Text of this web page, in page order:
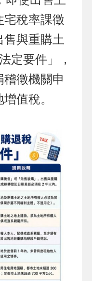
宅稅率課徵
售與重購土
定要件」，
稽徵機關申
值稅。